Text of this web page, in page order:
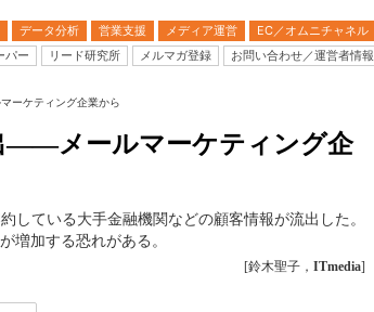
データ分析 営業支援 メディア運営 EC／オムニチャネル
パー
リード研究所 メルマガ登録 お問い合わせ／運営者情報
ーケティング企業から
――メールマーケティング企
している大手金融機関などの顧客情報が流出した。
増加する恐れがある。
[鈴木聖子， ITmedia]